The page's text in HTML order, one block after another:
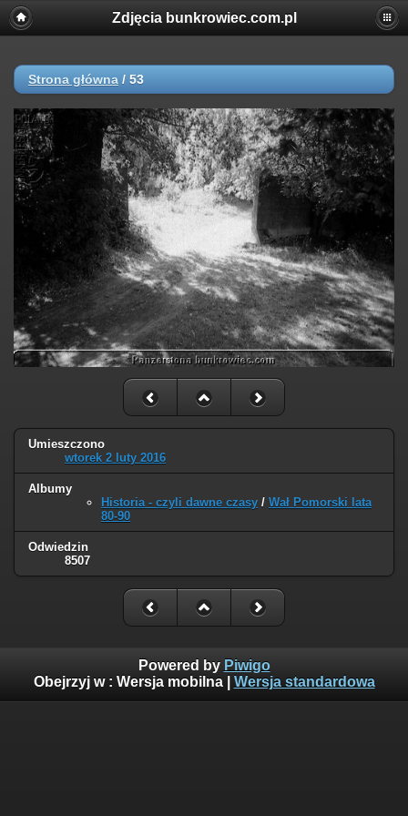
Zdjęcia bunkrowiec.com.pl
Strona główna / 53
Umieszczono
wtorek 2 luty 2016
Albumy
Historia - czyli dawne czasy / Wał Pomorski lata
80-90
Odwiedzin
8507
Powered by Piwigo
Obejrzyj w : Wersja mobilna| Wersja standardowa